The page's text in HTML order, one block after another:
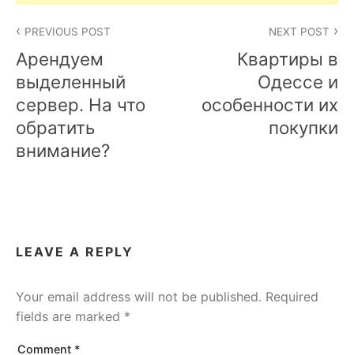
navigation
PREVIOUS POST
Арендуем
выделенный
сервер. На что
обратить
внимание?
NEXT POST
Квартиры в
Одессе и
особенности их
покупки
LEAVE A REPLY
Your email address will not be published. Required
fields are marked *
Comment *